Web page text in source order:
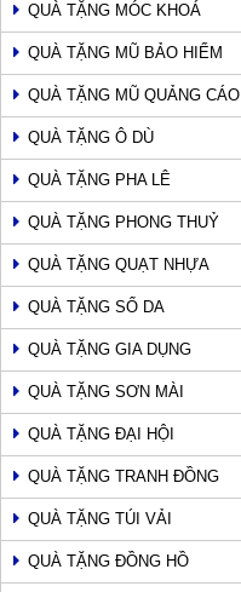
QUÀ TẶNG MÓC KHOÁ
QUÀ TẶNG MŨ BẢO HIỂM
QUÀ TẶNG MŨ QUẢNG CÁO
QUÀ TẶNG Ô DÙ
QUÀ TẶNG PHA LÊ
QUÀ TẶNG PHONG THUỶ
QUÀ TẶNG QUẠT NHỰA
QUÀ TẶNG SỔ DA
QUÀ TẶNG GIA DỤNG
QUÀ TẶNG SƠN MÀI
QUÀ TẶNG ĐẠI HỘI
QUÀ TẶNG TRANH ĐỒNG
QUÀ TẶNG TÚI VẢI
QUÀ TẶNG ĐỒNG HỒ